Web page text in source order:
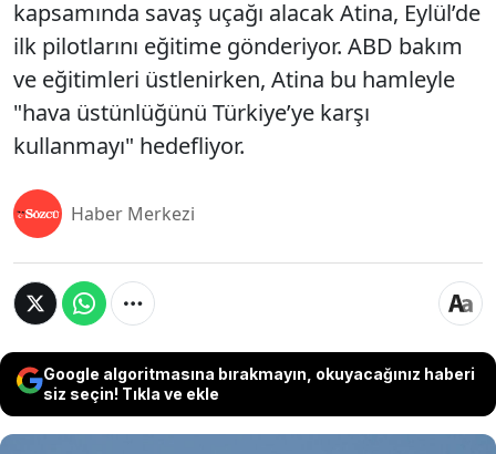
kapsamında savaş uçağı alacak Atina, Eylül’de
ilk pilotlarını eğitime gönderiyor. ABD bakım
ve eğitimleri üstlenirken, Atina bu hamleyle
"hava üstünlüğünü Türkiye’ye karşı
kullanmayı" hedefliyor.
Haber Merkezi
Google algoritmasına bırakmayın, okuyacağınız haberi
siz seçin! Tıkla ve ekle